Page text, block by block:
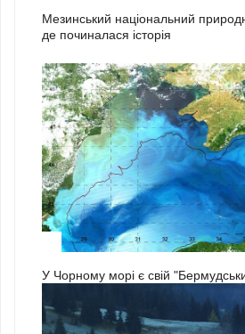
Мезинський національний
де починалася історія
У Чорному морі є свій